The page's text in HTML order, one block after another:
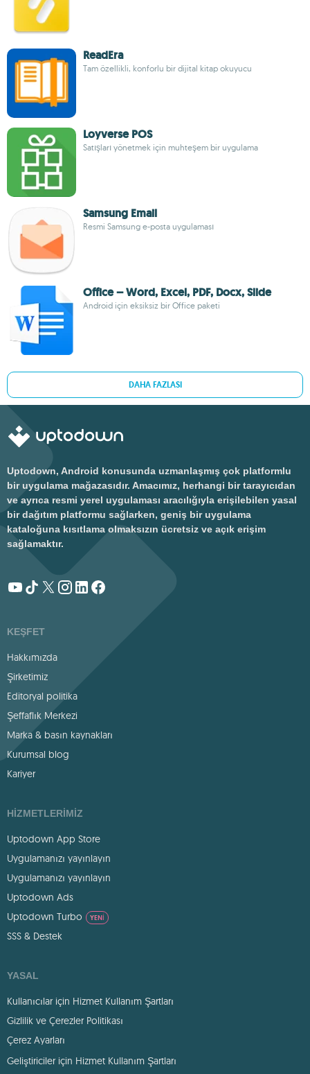
ReadEra
Tam özellikli, konforlu bir dijital kitap okuyucu
Loyverse POS
Satışları yönetmek için muhteşem bir uygulama
Samsung Email
Resmi Samsung e-posta uygulaması
Office – Word, Excel, PDF, Docx, Slide
Android için eksiksiz bir Office paketi
DAHA FAZLASI
Uptodown, Android konusunda uzmanlaşmış çok platformlu
bir uygulama mağazasıdır. Amacımız, herhangi bir tarayıcıdan
ve ayrıca resmi yerel uygulaması aracılığıyla erişilebilen yasal
bir dağıtım platformu sağlarken, geniş bir uygulama
kataloğuna kısıtlama olmaksızın ücretsiz ve açık erişim
sağlamaktır.
KEŞFET
Hakkımızda
Şirketimiz
Editoryal politika
Şeffaflık Merkezi
Marka & basın kaynakları
Kurumsal blog
Kariyer
HIZMETLERIMIZ
Uptodown App Store
Uygulamanızı yayınlayın
Uygulamanızı yayınlayın
Uptodown Ads
Uptodown Turbo
YENI
SSS & Destek
YASAL
Kullanıcılar için Hizmet Kullanım Şartları
Gizlilik ve Çerezler Politikası
Çerez Ayarları
Geliştiriciler için Hizmet Kullanım Şartları